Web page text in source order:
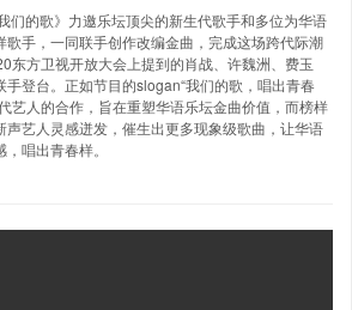
我们的歌》力邀乐坛顶尖的新生代歌手和多位为华语
歌手，一同联手创作改编金曲，完成这场跨代际潮
东方卫视开放大会上提到的肖战、许魏洲、费玉
登台。正如节目的slogan“我们的歌，唱出青春
艺人的合作，旨在重塑华语乐坛金曲价值，而榜样
声艺人灵感迸发，催生出更多现象级歌曲，让华语
唱出青春样。